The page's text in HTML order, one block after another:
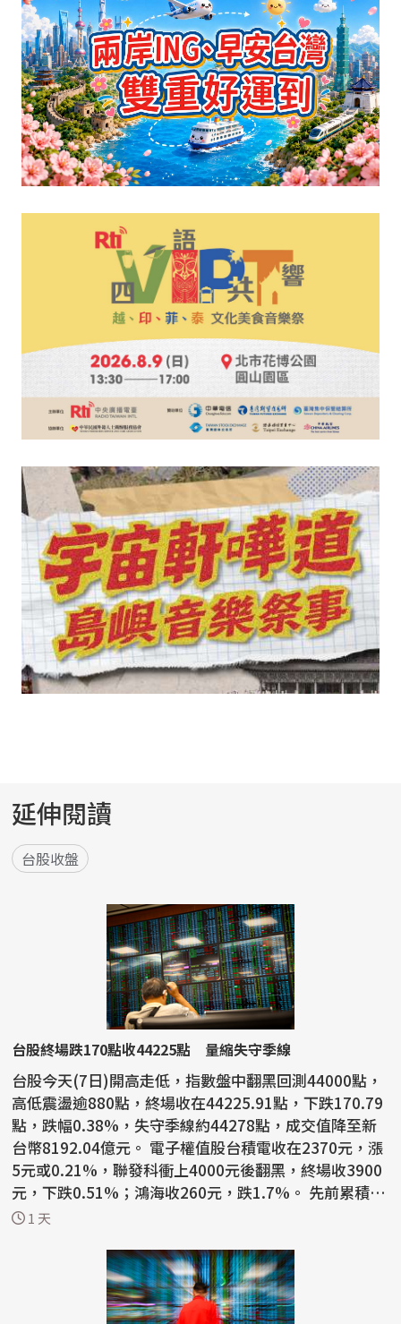
延伸閱讀
台股收盤
台股終場跌170點收44225點 量縮失守季線
台股今天(7日)開高走低，指數盤中翻黑回測44000點，
高低震盪逾880點，終場收在44225.91點，下跌170.79
點，跌幅0.38%，失守季線約44278點，成交值降至新
台幣8192.04億元。 電子權值股台積電收在2370元，漲
5元或0.21%，聯發科衝上4000元後翻黑，終場收3900
元，下跌0.51%；鴻海收260元，跌1.7%。 先前累積一
定漲幅的被動...
1 天